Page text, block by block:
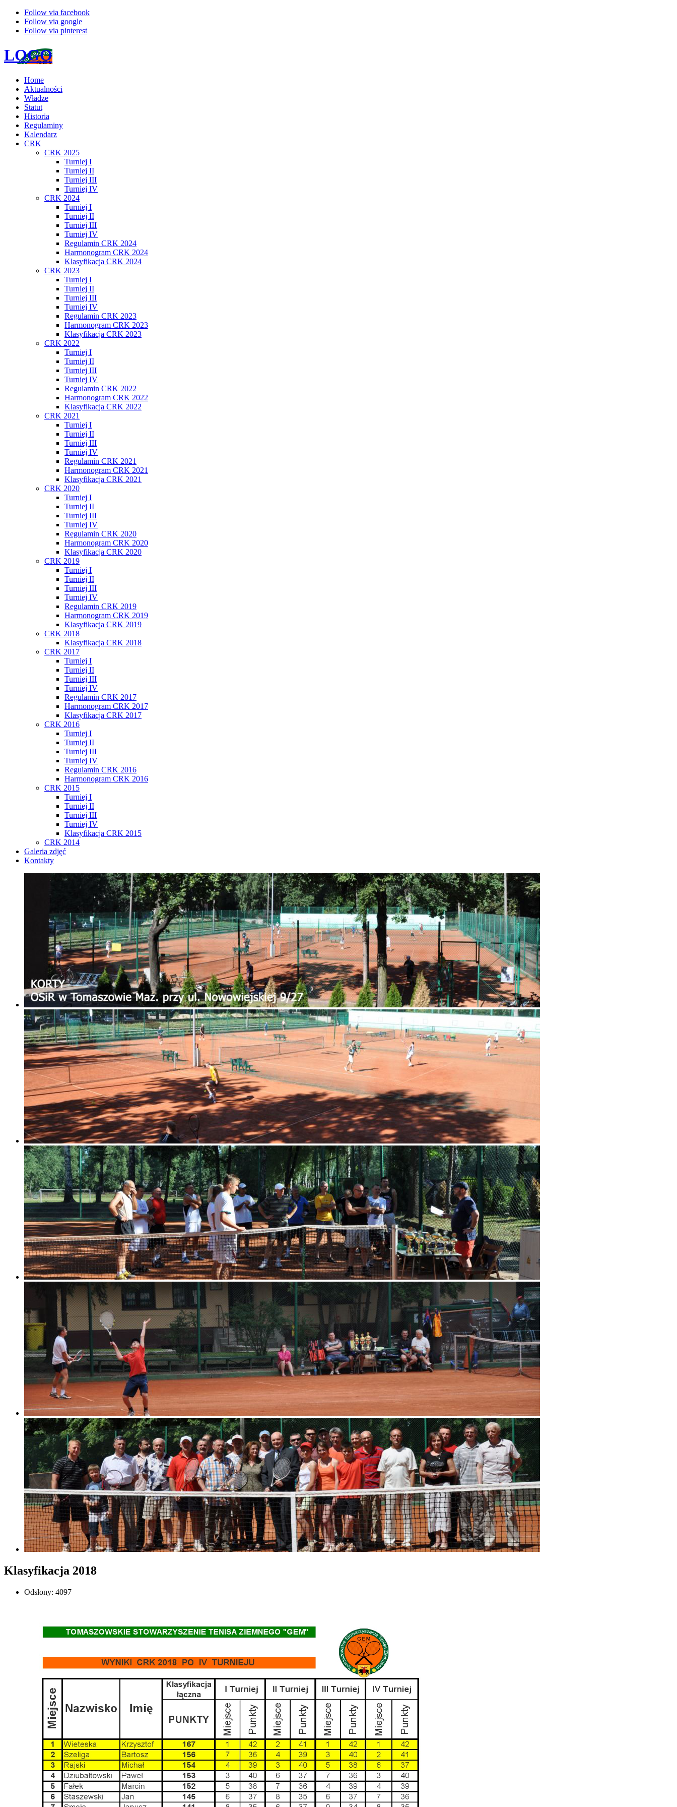
Follow via facebook
Follow via google
Follow via pinterest
LOGO
Home
Aktualności
Władze
Statut
Historia
Regulaminy
Kalendarz
CRK
CRK 2025
Turniej I
Turniej II
Turniej III
Turniej IV
CRK 2024
Turniej I
Turniej II
Turniej III
Turniej IV
Regulamin CRK 2024
Harmonogram CRK 2024
Klasyfikacja CRK 2024
CRK 2023
Turniej I
Turniej II
Turniej III
Turniej IV
Regulamin CRK 2023
Harmonogram CRK 2023
Klasyfikacja CRK 2023
CRK 2022
Turniej I
Turniej II
Turniej III
Turniej IV
Regulamin CRK 2022
Harmonogram CRK 2022
Klasyfikacja CRK 2022
CRK 2021
Turniej I
Turniej II
Turniej III
Turniej IV
Regulamin CRK 2021
Harmonogram CRK 2021
Klasyfikacja CRK 2021
CRK 2020
Turniej I
Turniej II
Turniej III
Turniej IV
Regulamin CRK 2020
Harmonogram CRK 2020
Klasyfikacja CRK 2020
CRK 2019
Turniej I
Turniej II
Turniej III
Turniej IV
Regulamin CRK 2019
Harmonogram CRK 2019
Klasyfikacja CRK 2019
CRK 2018
Klasyfikacja CRK 2018
CRK 2017
Turniej I
Turniej II
Turniej III
Turniej IV
Regulamin CRK 2017
Harmonogram CRK 2017
Klasyfikacja CRK 2017
CRK 2016
Turniej I
Turniej II
Turniej III
Turniej IV
Regulamin CRK 2016
Harmonogram CRK 2016
CRK 2015
Turniej I
Turniej II
Turniej III
Turniej IV
Klasyfikacja CRK 2015
CRK 2014
Galeria zdjęć
Kontakty
Klasyfikacja 2018
Odsłony: 4097